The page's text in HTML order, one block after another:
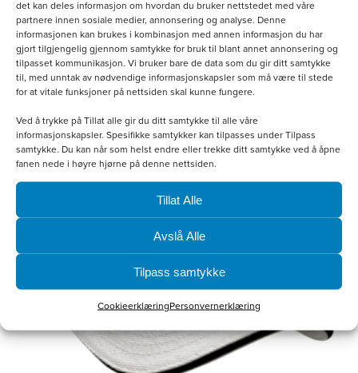
det kan deles informasjon om hvordan du bruker nettstedet med våre
partnere innen sosiale medier, annonsering og analyse. Denne
informasjonen kan brukes i kombinasjon med annen informasjon du har
gjort tilgjengelig gjennom samtykke for bruk til blant annet annonsering og
tilpasset kommunikasjon. Vi bruker bare de data som du gir ditt samtykke
til, med unntak av nødvendige informasjonskapsler som må være til stede
for at vitale funksjoner på nettsiden skal kunne fungere.
Ved å trykke på Tillat alle gir du ditt samtykke til alle våre
informasjonskapsler. Spesifikke samtykker kan tilpasses under Tilpass
samtykke. Du kan når som helst endre eller trekke ditt samtykke ved å åpne
fanen nede i høyre hjørne på denne nettsiden.
Tillat Alle
Avslå Alle
Tilpass samtykke
CookieerklæringPersonvernerklæring
Softshellvest Herre
kr800.00
Velg alternativ